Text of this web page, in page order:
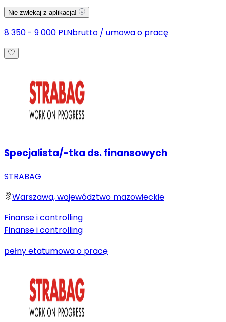
Nie zwlekaj z aplikacją!
8 350 - 9 000 PLNbrutto / umowa o pracę
Specjalista/-tka ds. finansowych
STRABAG
Warszawa, województwo mazowieckie
Finanse i controlling
Finanse i controlling
pełny etatumowa o pracę